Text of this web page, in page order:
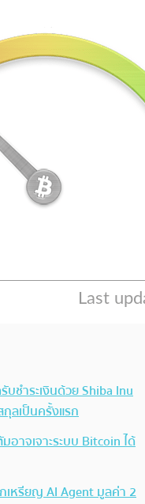
บชำระเงินด้วย Shiba Inu
ลเป็นครั้งแรก
อาจเจาะระบบ Bitcoin ได้
หรียญ AI Agent มูลค่า 2